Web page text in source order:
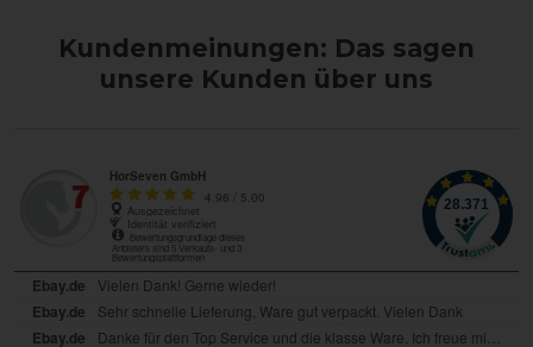
Kundenmeinungen: Das sagen
unsere Kunden über uns